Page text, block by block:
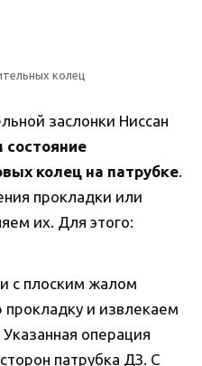
колец
заслонки Ниссан
состояние
колец на патрубке
прокладки или
их. Для этого:
с плоским жалом
и извлекаем
операция
патрубка ДЗ. С